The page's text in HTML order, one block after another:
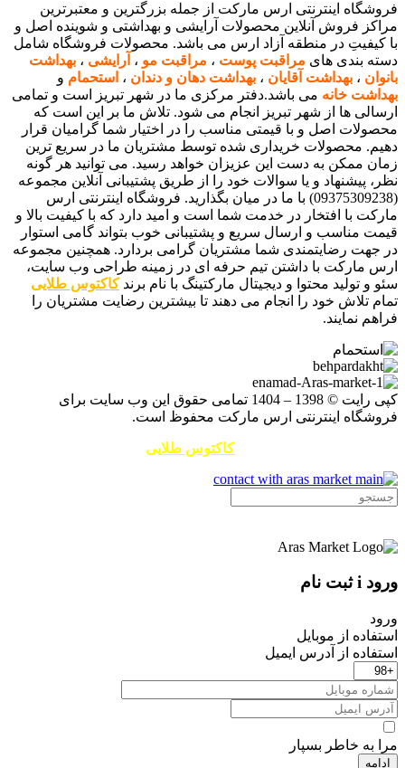
فروشگاه اینترنتی ارس مارکت از جمله بزرگترین و معتبرترین
مراکز فروش آنلاین محصولات آرایشی و بهداشتی و شوینده اصل و
با کیفیتِ در منطقه آزاد ارس می باشد. محصولات فروشگاه شامل
دسته بندی های مراقبت پوست ، مراقبت مو ، آرایشی ، بهداشت
بانوان ، بهداشت آقایان ، بهداشت دهان و دندان ، استحمام و
بهداشت خانه می باشد.دفتر مرکزی ما در شهر تبریز است و تمامی
ارسالی ها از شهر تبریز انجام می شود. تلاش ما بر این است که
محصولات اصل و با قیمتی مناسب را در اختیار شما گرامیان قرار
دهیم. محصولات خریداری شده توسط مشتریان ما در سریع ترین
زمان ممکن به دست این عزیزان خواهد رسید. می توانید هر گونه
نظر، پیشنهاد و یا سوالات خود را از طریق پشتیبانی آنلاین مجموعه
(09375309238) با ما در میان بگذارید. فروشگاه اینترنتی ارس
مارکت با افتخار در خدمت شما است و امید دارد که با کیفیت بالا و
قیمت مناسب و ارسال سریع و پشتیبانی خوب بتواند گامی استوار
در جهت رضایتمندی شما مشتریان گرامی بردارد. همچنین مجموعه
ارس مارکت با داشتن تیم حرفه ای در زمینه طراحی وب سایت،
سئو و تولید محتوا و دیجیتال مارکتینگ با نام برندکاکتوس طلایی
تمام تلاش خود را انجام می دهند تا بیشترین رضایت مشتریان را
فراهم نمایند.
کپی رایت © 1398 – 1404 تمامی حقوق این وب سایت برای
فروشگاه اینترنتی ارس مارکت محفوظ است.
کاکتوس طلایی
ورود i ثبت نام
ورود
استفاده از موبایل
استفاده از آدرس ایمیل
مرا به خاطر بسپار
ادامه